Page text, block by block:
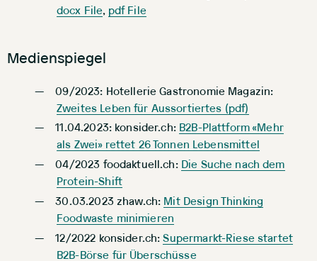
docx File, pdf File
Medienspiegel
09/2023: Hotellerie Gastronomie Magazin:
Zweites Leben für Aussortiertes (pdf)
11.04.2023: konsider.ch: B2B-Plattform «Mehr
als Zwei» rettet 26 Tonnen Lebensmittel
04/2023 foodaktuell.ch: Die Suche nach dem
Protein-Shift
30.03.2023 zhaw.ch: Mit Design Thinking
Foodwaste minimieren
12/2022 konsider.ch:Supermarkt-Riese startet
B2B-Börse für Überschüsse